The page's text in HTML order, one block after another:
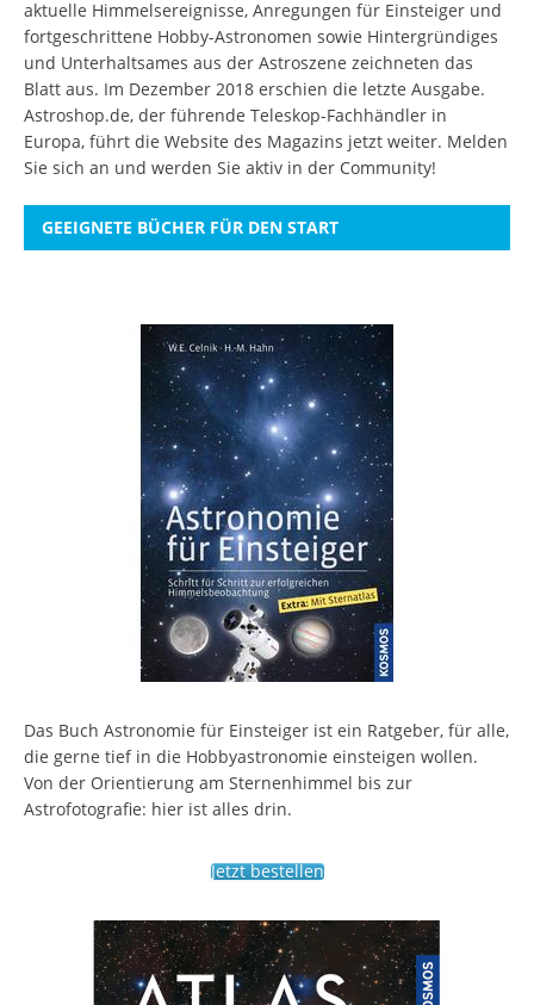
aktuelle Himmelsereignisse, Anregungen für Einsteiger und
fortgeschrittene Hobby-Astronomen sowie Hintergründiges
und Unterhaltsames aus der Astroszene zeichneten das
Blatt aus. Im Dezember 2018 erschien die letzte Ausgabe.
Astroshop.de, der führende Teleskop-Fachhändler in
Europa, führt die Website des Magazins jetzt weiter. Melden
Sie sich an und werden Sie aktiv in der Community!
GEEIGNETE BÜCHER FÜR DEN START
Das Buch Astronomie für Einsteiger ist ein Ratgeber, für alle,
die gerne tief in die Hobbyastronomie einsteigen wollen.
Von der Orientierung am Sternenhimmel bis zur
Astrofotografie: hier ist alles drin.
Jetzt bestellen